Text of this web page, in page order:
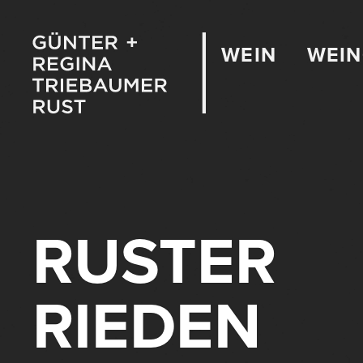
WEIN
RUSTER
RIEDEN